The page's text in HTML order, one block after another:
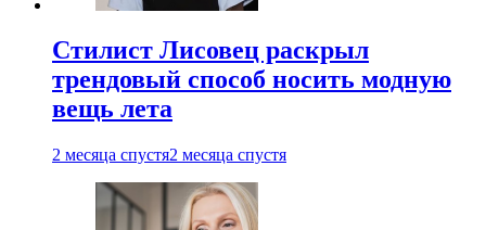
Стилист Лисовец раскрыл
трендовый способ носить модную
вещь лета
2 месяца спустя2 месяца спустя